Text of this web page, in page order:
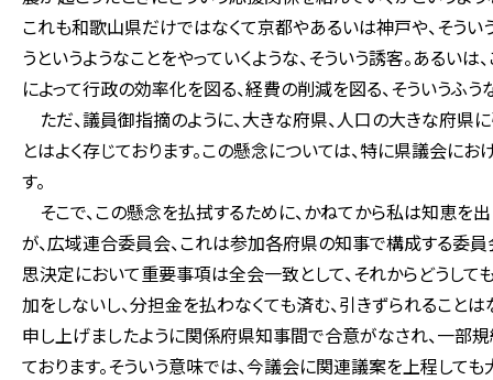
これも和歌山県だけではなくて京都やあるいは神戸や、そう
うというようなことをやっていくような、そういう誘客。ある
によって行政の効率化を図る、経費の削減を図る、そういうふ
ただ、議員御指摘のように、大きな府県、人口の大きな府県
とはよく存じております。この懸念については、特に県議会に
す。
そこで、この懸念を払拭するために、かねてから私は知恵を
が、広域連合委員会、これは参加各府県の知事で構成する委
思決定において重要事項は全会一致として、それからどうし
加をしないし、分担金を払わなくても済む、引きずられること
申し上げましたように関係府県知事間で合意がなされ、一
ております。そういう意味では、今議会に関連議案を上程して